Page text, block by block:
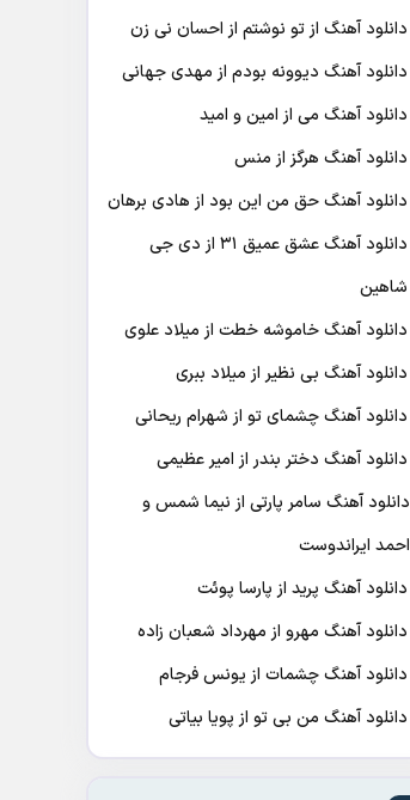
دانلود آهنگ از تو نوشتم از احسان نی زن
دانلود آهنگ دیوونه بودم از مهدی جهانی
دانلود آهنگ می از امین و امید
دانلود آهنگ هرگز از منس
دانلود آهنگ حق من این بود از هادی برهان
دانلود آهنگ عشق عمیق ۳۱ از دی جی
شاهین
دانلود آهنگ خاموشه خطت از میلاد علوی
دانلود آهنگ بی نظیر از میلاد ببری
دانلود آهنگ چشمای تو از شهرام ریحانی
دانلود آهنگ دختر بندر از امیر عظیمی
دانلود آهنگ سامر پارتی از نیما شمس و
احمد ایراندوست
دانلود آهنگ پرید از پارسا پوئت
دانلود آهنگ مهرو از مهرداد شعبان زاده
دانلود آهنگ چشمات از یونس فرجام
دانلود آهنگ من بی تو از پویا بیاتی